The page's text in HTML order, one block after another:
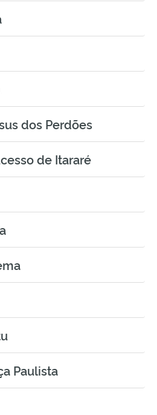
dos Perdões
de Itararé
Paulista